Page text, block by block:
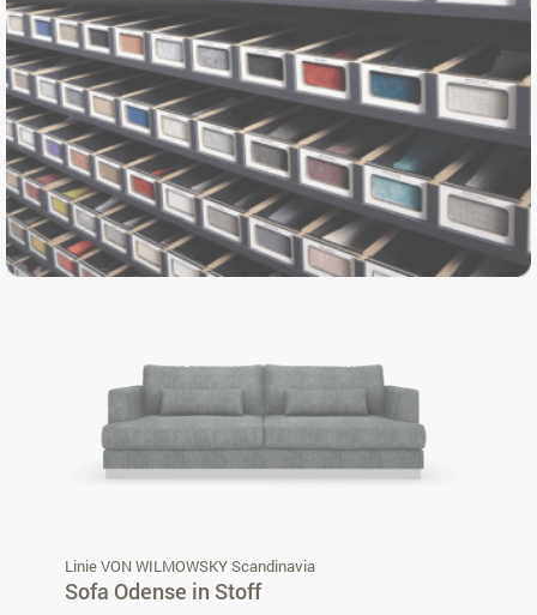
Linie VON WILMOWSKY Scandinavia
Sofa Odense in Stoff